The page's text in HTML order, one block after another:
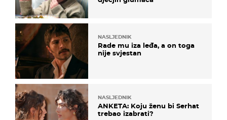
NASLJEDNIK
Rade mu iza leđa, a on toga
nije svjestan
NASLJEDNIK
ANKETA: Koju ženu bi Serhat
trebao izabrati?